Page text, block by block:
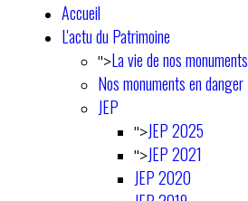
Accueil
L'actu du Patrimoine
">La vie de nos monuments
Nos monuments en danger
JEP
">JEP 2025
">JEP 2021
JEP 2020